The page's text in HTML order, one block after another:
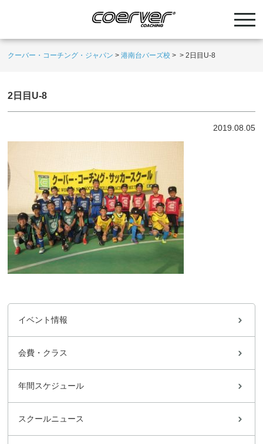
クーバー・コーチング・ジャパン >港南台バーズ校 > >2日目U-8
2日目U-8
2019.08.05
イベント情報
会費・クラス
年間スケジュール
スクールニュース